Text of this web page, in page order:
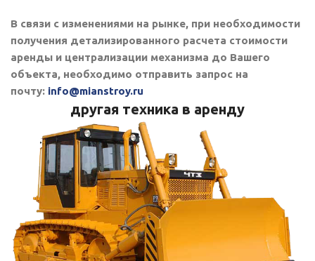
В связи с изменениями на рынке, при необходимости
получения детализированного расчета стоимости
аренды и централизации механизма до Вашего
объекта, необходимо отправить запрос на
почту: info@mianstroy.ru
другая техника в аренду